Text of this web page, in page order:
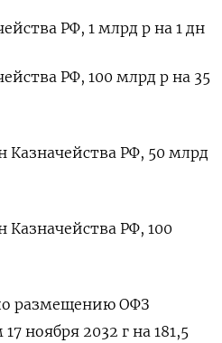
РФ, 1 млрд р на 1 дн
РФ, 100 млрд р на 35
РФ, 50 млрд
РФ, 100
размещению ОФЗ
ноября 2032 г на 181,5